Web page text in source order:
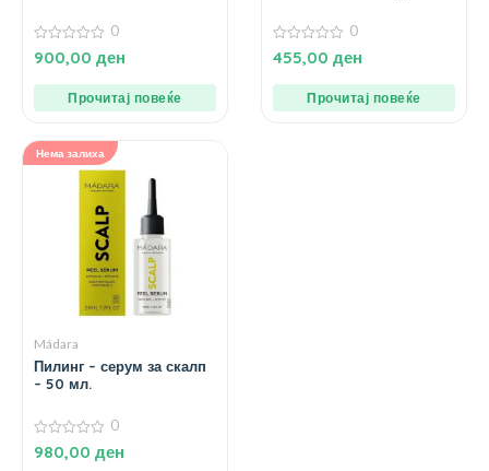
0
од
0
900,00 ден
Прочитај повеќе
мл.
0
од
0
455,00 ден
Прочитај повеќе
Нема залиха
Mádara
Пилинг – серум за скалп
– 50 мл.
0
од
0
980,00 ден